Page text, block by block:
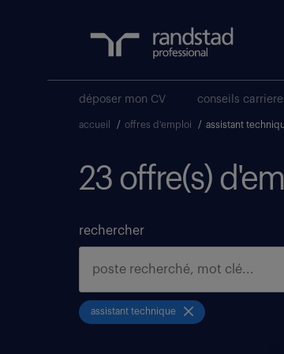
déposer mon CV conseils carriere
accueil / offres d'emploi / assistant
23 offre(s)
rechercher
assistant technique